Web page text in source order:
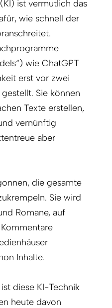
ist vermutlich das
wie schnell der
wie ChatGPT
erst vor zwei
Sie können
Texte erstellen,
vernünftig
aber
die gesamte
Sie wird
Romane, auf
Inhalte.
diese KI-Technik
heute davon